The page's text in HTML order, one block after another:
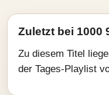
Zuletzt bei 1000
Zu diesem Titel
der Tages-Playlist